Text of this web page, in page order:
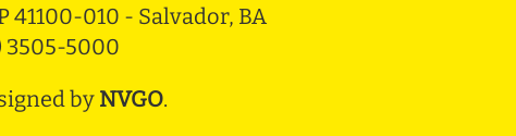
41100-010 - Salvador, BA
3505-5000
by NVGO.